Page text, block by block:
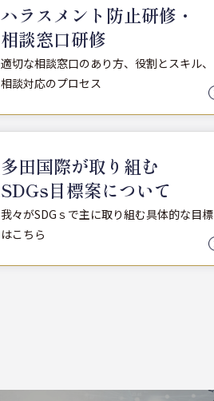
ハラスメント防止研修・
相談窓口研修
適切な相談窓口のあり方、役割とスキル、
相談対応のプロセス
多田国際が取り組む
SDGs目標案について
我々がSDGｓで主に取り組む具体的な目標
はこちら